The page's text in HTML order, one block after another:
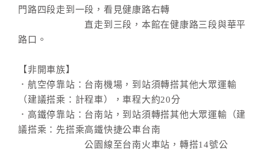
門路四段走到一段，看見健康路右轉
直走到三段，本館在健康路三段與華平
路口。
【非開車族】
．航空停靠站：台南機場，到站須轉搭其他大眾運輸
（建議搭乘：計程車），車程大約20分
．高鐵停靠站：台南站，到站須轉搭其他大眾運輸（建
議搭乘：先搭乘高鐵快捷公車台南
公園線至台南火車站，轉搭14號公